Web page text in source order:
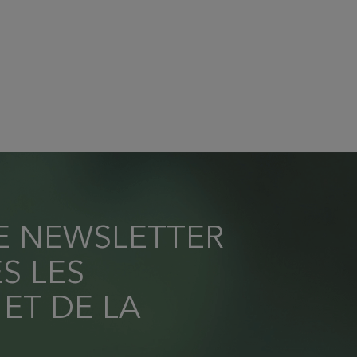
NEWSLETTER
LES
DE LA